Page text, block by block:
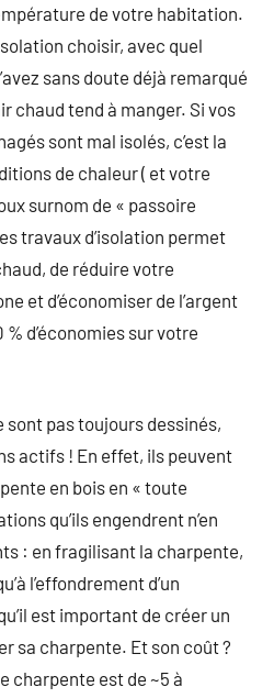
de votre habitation.
choisir, avec quel
sans doute déjà remarqué
chaud tend à manger. Si vos
sont mal isolés, c’est la
de chaleur ( et votre
surnom de « passoire
travaux d’isolation permet
de réduire votre
et d’économiser de l’argent
% d’économies sur votre
pas toujours dessinés,
actifs ! En effet, ils peuvent
en bois en « toute
qu’ils engendrent n’en
: en fragilisant la charpente,
l’effondrement d’un
est important de créer un
sa charpente. Et son coût ?
charpente est de ~5 à